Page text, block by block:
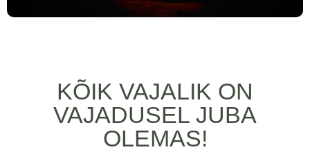
KÕIK VAJALIK ON
VAJADUSEL JUBA
OLEMAS!